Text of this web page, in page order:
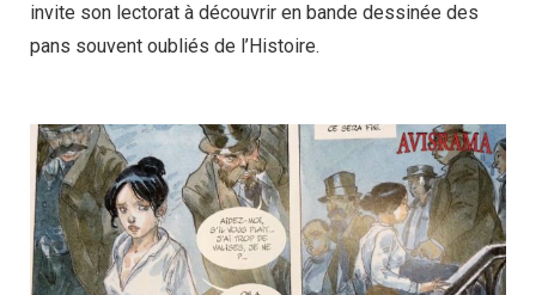
invite son lectorat à découvrir en bande dessinée des
pans souvent oubliés de l’Histoire.